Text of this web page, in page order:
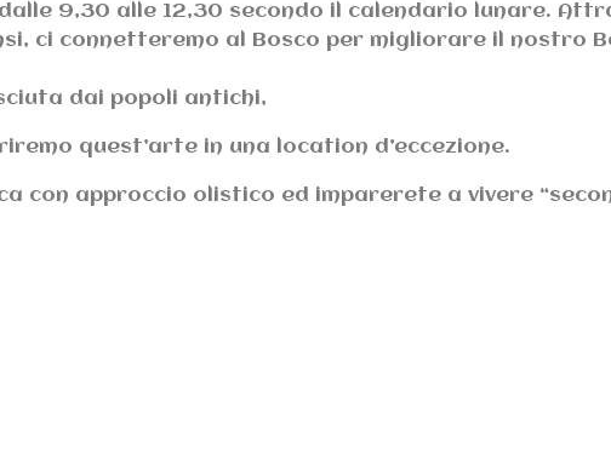
9,30 alle 12,30 secondo il calendario lunare.
ci connetteremo al Bosco per migliorare il nostro
dai popoli antichi,
quest’arte in una location d’eccezione.
approccio olistico ed imparerete a vivere